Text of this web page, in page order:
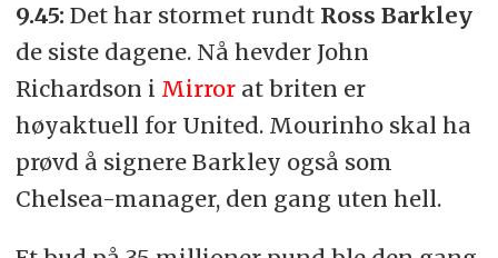
9.45: Det har stormet rundt Ross Barkley
de siste dagene. Nå hevder John
Richardson i Mirrorat briten er
høyaktuell for United. Mourinho skal ha
prøvd å signere Barkley også som
Chelsea-manager, den gang uten hell.